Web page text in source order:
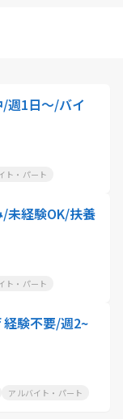
週1日～/バイ
ト・パート
未経験OK/扶養
ト・パート
験不要/週2~
アルバイト・パート